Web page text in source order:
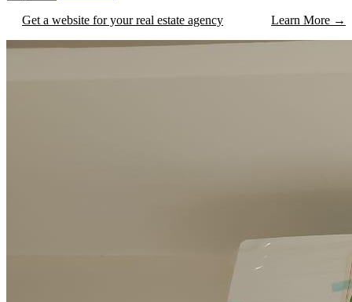
Get a website for your real estate agency Learn More →